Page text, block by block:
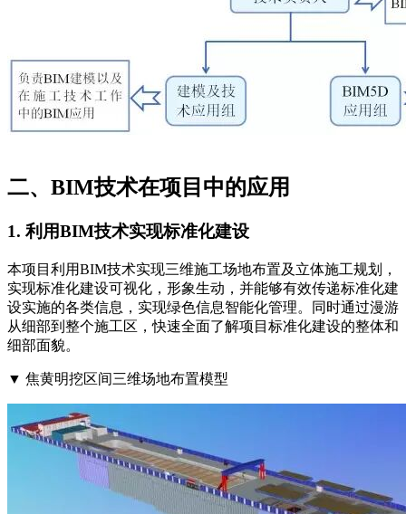
二、BIM技术在项目中的应用
1. 利用BIM技术实现标准化建设
本项目利用BIM技术实现三维施工场地布置及立体施工规划，
实现标准化建设可视化，形象生动，并能够有效传递标准化建
设实施的各类信息，实现绿色信息智能化管理。同时通过漫游
从细部到整个施工区，快速全面了解项目标准化建设的整体和
细部面貌。
▼ 焦黄明挖区间三维场地布置模型